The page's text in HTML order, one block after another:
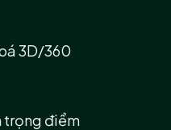
3D/360
trọng điểm